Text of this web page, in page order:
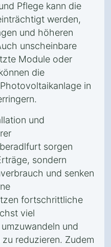
Pflege kann die
werden,
und höheren
unscheinbare
Module oder
die
in
und
sorgen
sondern
und senken
fortschrittliche
viel
und
reduzieren. Zudem